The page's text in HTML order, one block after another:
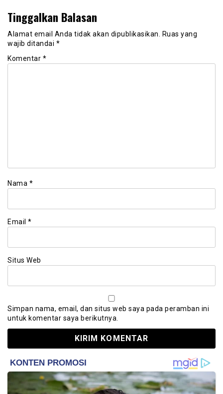
Tinggalkan Balasan
Alamat email Anda tidak akan dipublikasikan.
Ruas yang
wajib ditandai *
Komentar *
Nama *
Email *
Situs Web
Simpan nama, email, dan situs web saya pada peramban ini
untuk komentar saya berikutnya.